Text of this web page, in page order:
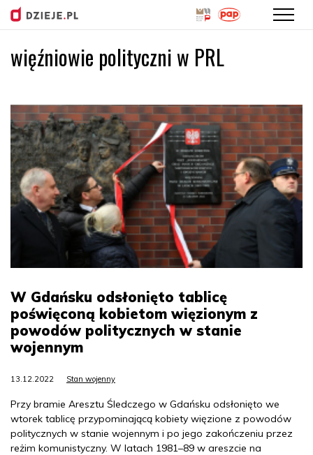
Przejdź
do
więźniowie polityczni w PRL
W Gdańsku odsłonięto tablicę
poświęconą kobietom więzionym z
powodów politycznych w stanie
wojennym
13.12.2022 Stan wojenny
Przy bramie Aresztu Śledczego w Gdańsku odsłonięto we
wtorek tablicę przypominającą kobiety więzione z powodów
politycznych w stanie wojennym i po jego zakończeniu przez
reżim komunistyczny. W latach 1981–89 w areszcie na